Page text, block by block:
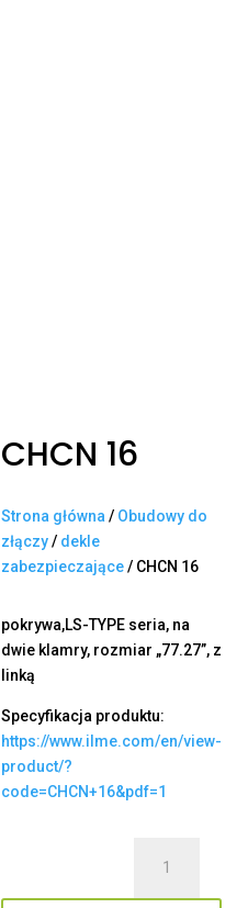
CHCN 16
Strona główna / Obudowy do
złączy/ dekle
zabezpieczające/ CHCN 16
pokrywa,LS-TYPE seria, na
dwie klamry, rozmiar „77.27”, z
linką
Specyfikacja produktu:
https://www.ilme.com/en/view-
product/?
code=CHCN+16&pdf=1
CHCN
16